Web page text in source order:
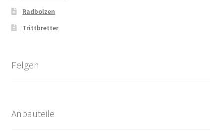
Radbolzen
Trittbretter
Felgen
Anbauteile